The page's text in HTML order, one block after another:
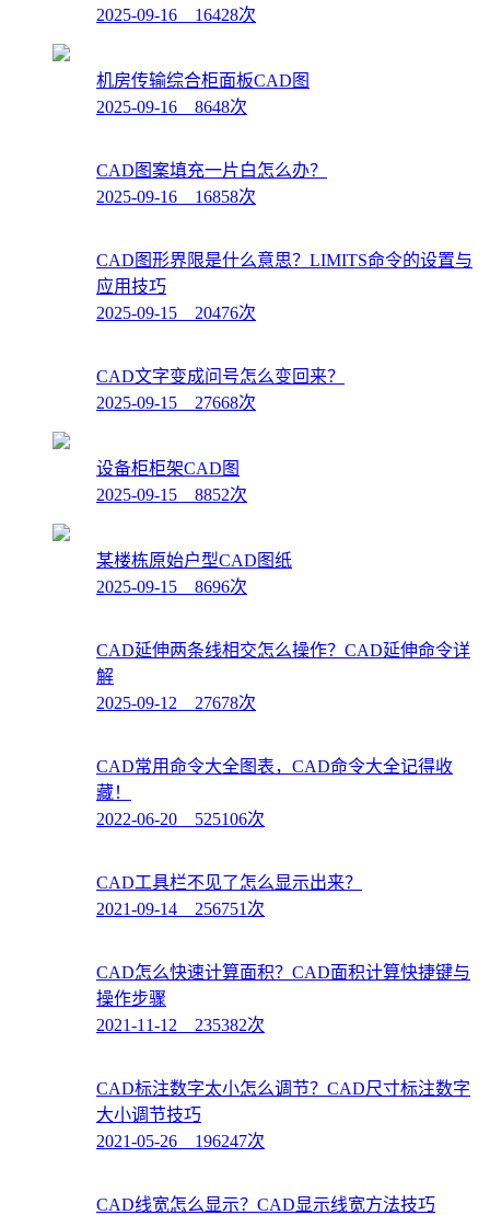
2025-09-16 16428次
机房传输综合柜面板CAD图
2025-09-16 8648次
CAD图案填充一片白怎么办？
2025-09-16 16858次
CAD图形界限是什么意思？LIMITS命令的设置与
应用技巧
2025-09-15 20476次
CAD文字变成问号怎么变回来？
2025-09-15 27668次
设备柜柜架CAD图
2025-09-15 8852次
某楼栋原始户型CAD图纸
2025-09-15 8696次
CAD延伸两条线相交怎么操作？CAD延伸命令详
解
2025-09-12 27678次
CAD常用命令大全图表，CAD命令大全记得收
藏！
2022-06-20 525106次
CAD工具栏不见了怎么显示出来？
2021-09-14 256751次
CAD怎么快速计算面积？CAD面积计算快捷键与
操作步骤
2021-11-12 235382次
CAD标注数字太小怎么调节？CAD尺寸标注数字
大小调节技巧
2021-05-26 196247次
CAD线宽怎么显示？CAD显示线宽方法技巧